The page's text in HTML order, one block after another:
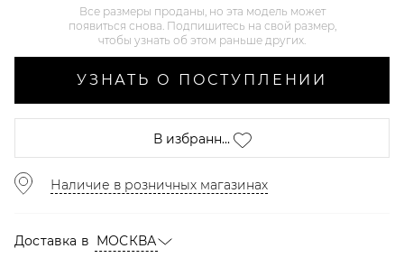
Все размеры проданы, но эта модель может
появиться снова. Подпишитесь на свой размер,
чтобы узнать об этом раньше других.
УЗНАТЬ О ПОСТУПЛЕНИИ
В избранн...
Наличие в розничных магазинах
Доставка в МОСКВА